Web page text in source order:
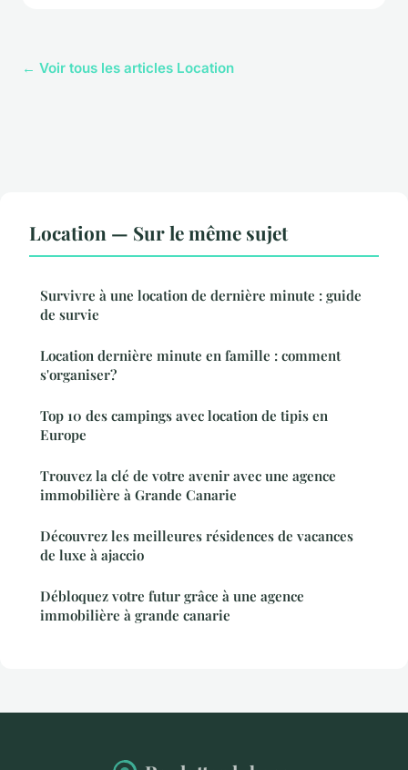
← Voir tous les articles Location
Location — Sur le même sujet
Survivre à une location de dernière minute : guide
de survie
Location dernière minute en famille : comment
s'organiser?
Top 10 des campings avec location de tipis en
Europe
Trouvez la clé de votre avenir avec une agence
immobilière à Grande Canarie
Découvrez les meilleures résidences de vacances
de luxe à ajaccio
Débloquez votre futur grâce à une agence
immobilière à grande canarie